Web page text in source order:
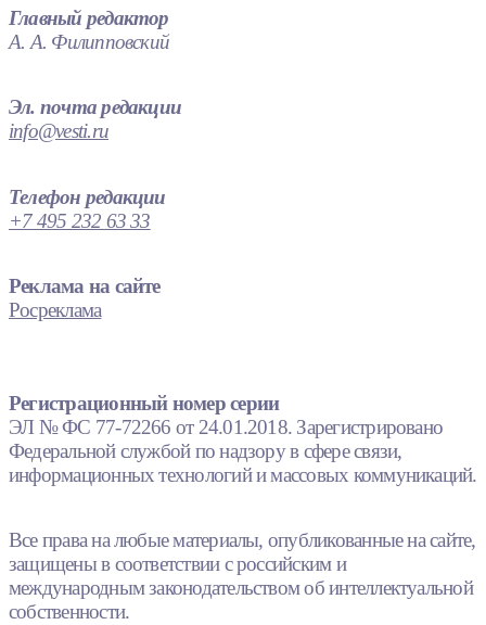
Главный редактор
А. А. Филипповский
Эл. почта редакции
info@vesti.ru
Телефон редакции
+7 495 232 63 33
Реклама на сайте
Росреклама
Регистрационный номер серии
ЭЛ № ФС 77-72266 от 24.01.2018. Зарегистрировано
Федеральной службой по надзору в сфере связи,
информационных технологий и массовых коммуникаций.
Все права на любые материалы, опубликованные на сайте,
защищены в соответствии с российским и
международным законодательством об интеллектуальной
собственности.